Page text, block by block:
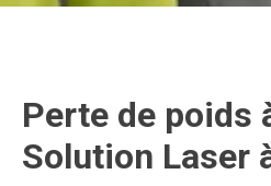
Perte de poids
Solution Laser